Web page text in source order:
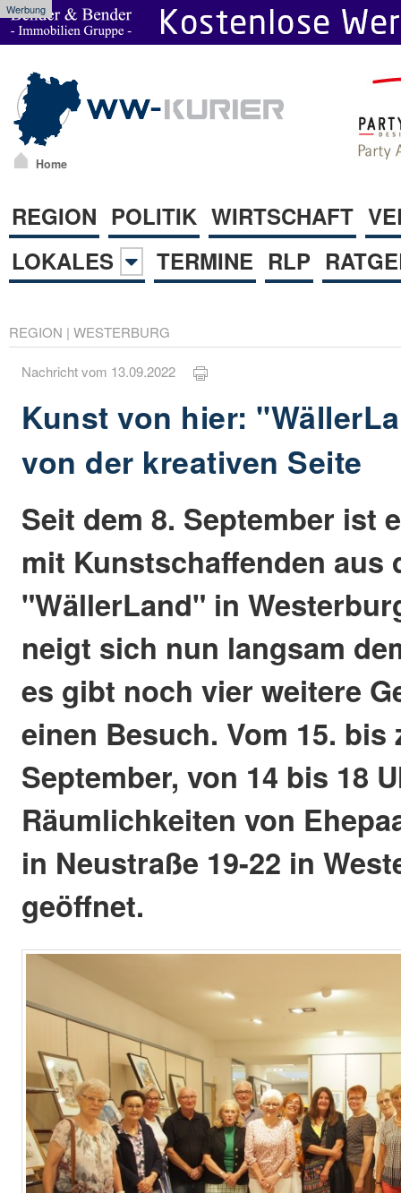
Werbung
Home
REGION POLITIK WIRTSCHAFT
LOKALES
TERMINE RLP
REGION | WESTERBURG
Nachricht vom 13.09.2022
Kunst von hier:
von der kreativen Seite
Seit dem 8. September ist
mit Kunstschaffenden aus
"WällerLand" in
neigt sich nun langsam
es gibt noch vier weitere
einen Besuch. Vom 15. bis
September, von 14 bis 18
Räumlichkeiten von
in Neustraße 19-22 in
geöffnet.